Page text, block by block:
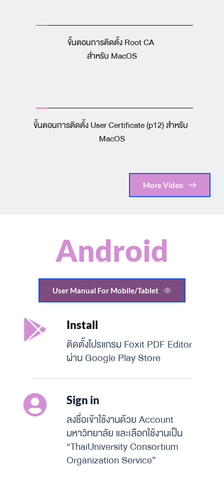
ขั้นตอนการติดตั้ง Root CA
สำหรับ MacOS
ขั้นตอนการติดตั้ง User Certificate (p12) สำหรับ
MacOS
More Video
Android
User Manual For Mobile/Tablet
Install
ติดตั้งโปรแกรม Foxit PDF Editor
ผ่าน Google Play Store
Sign in
ลงชื่อเข้าใช้งานด้วย Account
มหาวิทยาลัย และเลือกใช้งานเป็น
“ThaiUniversity Consortium
Organization Service”